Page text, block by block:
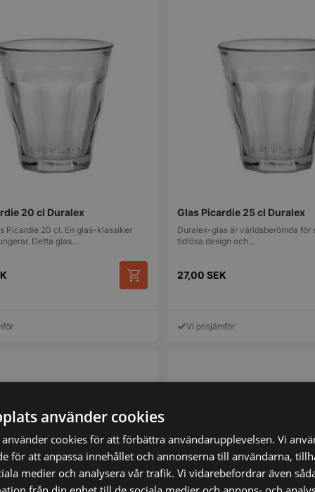
20 cl Duralex
Picardie 20 cl. En glas-klassiker
Detta glas…
Glas Picardie 25 cl Duralex
Duralex-glas är världsberömda för
tidlösa design och…
27,00SEK
Vi prisjämför
använder cookies
cookies för att förbättra användarupplevelsen. Vi
för att anpassa innehållet och annonserna till användarna,
medier och analysera vår trafik. Vi vidarebefordrar även